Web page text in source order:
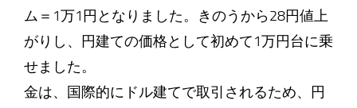
ム＝1万1円となりました。きのうから28円値上
がりし、円建ての価格として初めて1万円台に乗
せました。
金は、国際的にドル建てで取引されるため、円